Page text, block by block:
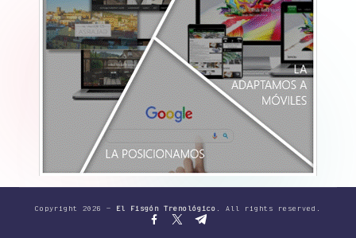
Copyright 2026 — El Fisgón Trenológico . All rights reserved.
FacebookTwitterCanal